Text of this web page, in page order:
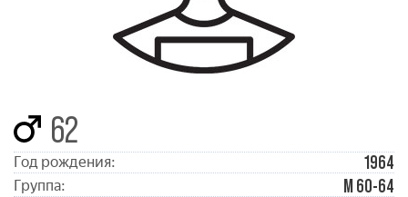
62
Год рождения: 1964
Группа: М 60-64